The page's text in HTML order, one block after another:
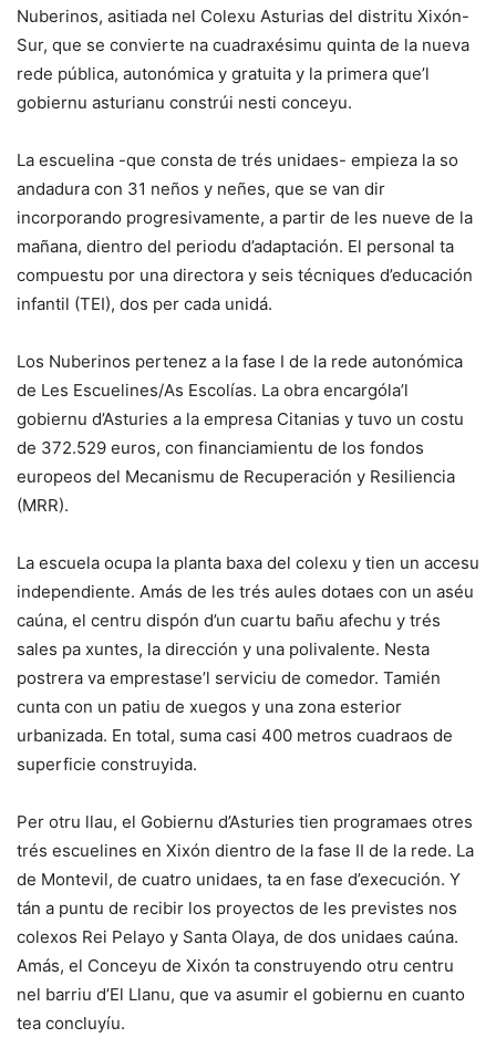
Nuberinos, asitiada nel Colexu Asturias del distritu Xixón-
Sur, que se convierte na cuadraxésimu quinta de la nueva
rede pública, autonómica y gratuita y la primera que’l
gobiernu asturianu constrúi nesti conceyu.
La escuelina -que consta de trés unidaes- empieza la so
andadura con 31 neños y neñes, que se van dir
incorporando progresivamente, a partir de les nueve de la
mañana, dientro del periodu d’adaptación. El personal ta
compuestu por una directora y seis técniques d’educación
infantil (TEI), dos per cada unidá.
Los Nuberinos pertenez a la fase I de la rede autonómica
de Les Escuelines/As Escolías. La obra encargóla’l
gobiernu d’Asturies a la empresa Citanias y tuvo un costu
de 372.529 euros, con financiamientu de los fondos
europeos del Mecanismu de Recuperación y Resiliencia
(MRR).
La escuela ocupa la planta baxa del colexu y tien un accesu
independiente. Amás de les trés aules dotaes con un aséu
caúna, el centru dispón d’un cuartu bañu afechu y trés
sales pa xuntes, la dirección y una polivalente. Nesta
postrera va emprestase’l serviciu de comedor. Tamién
cunta con un patiu de xuegos y una zona esterior
urbanizada. En total, suma casi 400 metros cuadraos de
superficie construyida.
Per otru llau, el Gobiernu d’Asturies tien programaes otres
trés escuelines en Xixón dientro de la fase II de la rede. La
de Montevil, de cuatro unidaes, ta en fase d’execución. Y
tán a puntu de recibir los proyectos de les previstes nos
colexos Rei Pelayo y Santa Olaya, de dos unidaes caúna.
Amás, el Conceyu de Xixón ta construyendo otru centru
nel barriu d’El Llanu, que va asumir el gobiernu en cuanto
tea concluyíu.